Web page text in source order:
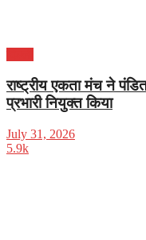
राष्ट्रीय एकता मंच ने
प्रभारी नियुक्त किया
July 31, 2026
5.9k